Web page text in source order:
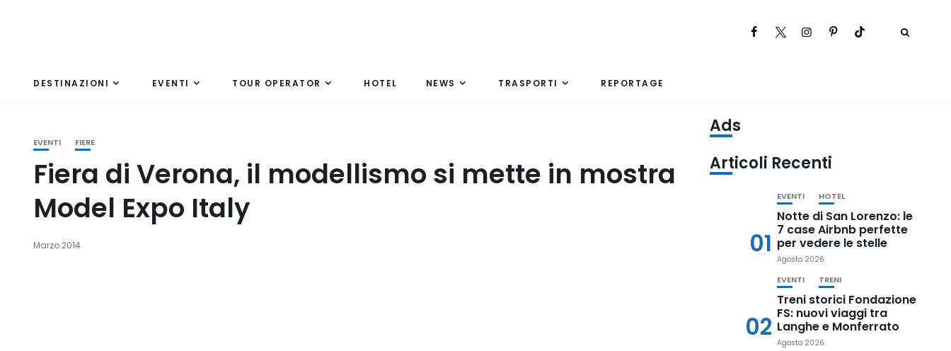
DESTINAZIONI EVENTI TOUR OPERATOR HOTEL NEWS TRASPORTI REPORTAGE
EVENTI FIERE
Fiera di Verona, il modellismo si mette in mostra
Model Expo Italy
Marzo 2014
Ads
Articoli Recenti
01
EVENTI HOTEL
Notte di San Lorenzo: le
7 case Airbnb perfette
per vedere le stelle
Agosto 2026
02
EVENTI TRENI
Treni storici Fondazione
FS: nuovi viaggi tra
Langhe e Monferrato
Agosto 2026